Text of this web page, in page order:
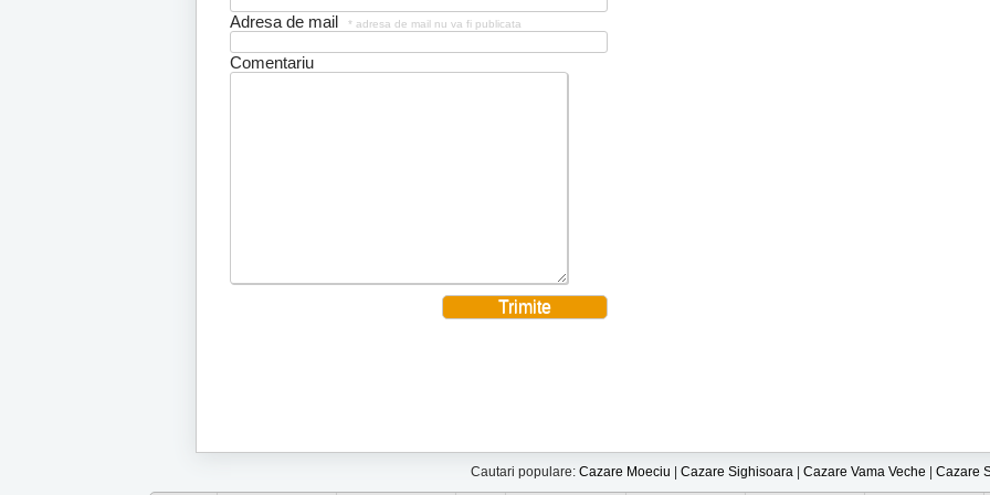
Adresa de mail * adresa de mail nu va fi publicata
Comentariu
Cautari populare: Cazare Moeciu Cazare Sighisoara Cazare Vama Veche Cazare